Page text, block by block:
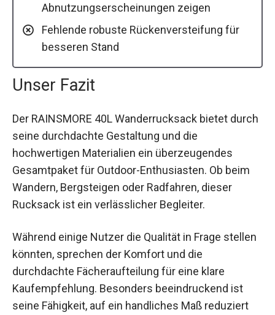
Abnutzungserscheinungen zeigen
Fehlende robuste Rückenversteifung für
besseren Stand
Unser Fazit
Der RAINSMORE 40L Wanderrucksack bietet durch
seine durchdachte Gestaltung und die
hochwertigen Materialien ein überzeugendes
Gesamtpaket für Outdoor-Enthusiasten. Ob beim
Wandern, Bergsteigen oder Radfahren, dieser
Rucksack ist ein verlässlicher Begleiter.
Während einige Nutzer die Qualität in Frage stellen
könnten, sprechen der Komfort und die
durchdachte Fächeraufteilung für eine klare
Kaufempfehlung. Besonders beeindruckend ist
seine Fähigkeit, auf ein handliches Maß reduziert